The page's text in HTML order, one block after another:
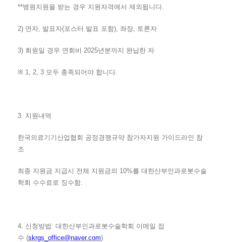
**병원지원을 받는 경우 지원자격에서 제외됩니다.
2) 연자, 발표자(포스터 발표 포함), 좌장, 토론자
3) 회원일 경우 연회비 2025년분까지 완납한 자
※ 1, 2, 3 모두 충족되어야 합니다.
3. 지원내역
한국의료기기산업협회 공정경쟁규약 참가자지원 가이드라인 참
조
최종 지원금 지급시 전체 지원금의 10%를 대한산부인과로봇수술
학회 수수료로 징수함.
4. 신청방법 : 대한산부인과로봇수술학회 이메일 접
수 (skrgs_office@naver.com)